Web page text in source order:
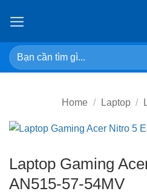
Search
for:
Home / Laptop /
Laptop Gaming
AN515-57-54MV